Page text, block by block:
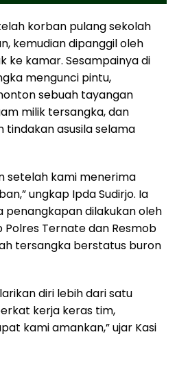
korban pulang sekolah
kemudian dipanggil oleh
ke kamar. Sesampainya di
mengunci pintu,
sebuah tayangan
milik tersangka, dan
tindakan asusila selama
setelah kami menerima
ungkap Ipda Sudirjo. Ia
dilakukan oleh
Ternate dan Resmob
tersangka berstatus buron
diri lebih dari satu
kerja keras tim,
kami amankan,” ujar Kasi